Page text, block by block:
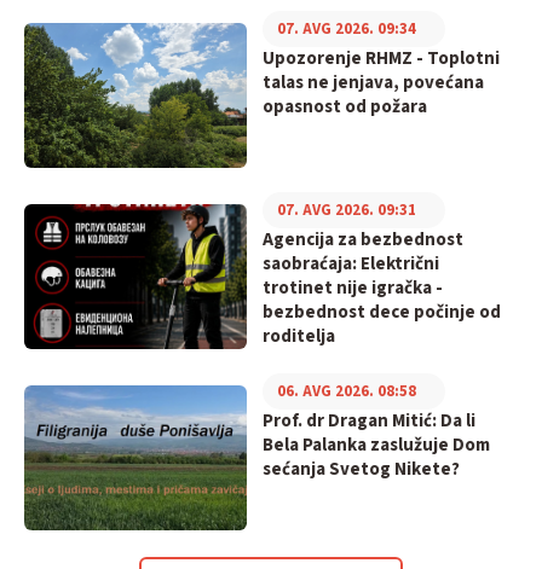
Upozorenje RHMZ - Toplotni
talas ne jenjava, povećana
opasnost od požara
07. AVG 2026. 09:34
Agencija za bezbednost
saobraćaja: Električni
trotinet nije igračka -
bezbednost dece počinje od
roditelja
07. AVG 2026. 09:31
Prof. dr Dragan Mitić: Da li
Bela Palanka zaslužuje Dom
sećanja Svetog Nikete?
06. AVG 2026. 08:58